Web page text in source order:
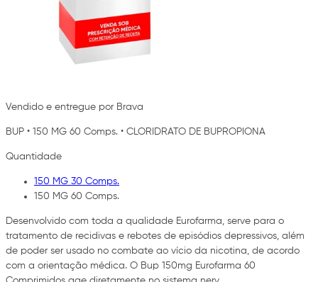
Vendido e entregue por Brava
BUP • 150 MG 60 Comps. • CLORIDRATO DE BUPROPIONA
Quantidade
150 MG 30 Comps.
150 MG 60 Comps.
Desenvolvido com toda a qualidade Eurofarma, serve para o
tratamento de recidivas e rebotes de episódios depressivos, além
de poder ser usado no combate ao vício da nicotina, de acordo
com a orientação médica. O Bup 150mg Eurofarma 60